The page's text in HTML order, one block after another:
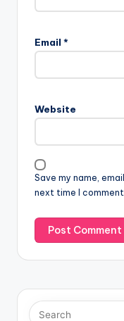
Email *
Website
Save my name,
next time I